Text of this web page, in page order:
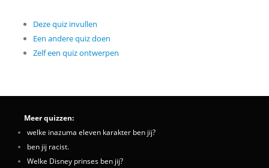
Deze quiz invullen
Een andere quiz doen
Zelf een quiz ontwerpen
Meer quizzen:
welke inazuma eleven karakter ben jij?
ben jij racist.
Welke Disney prinses ben jij?